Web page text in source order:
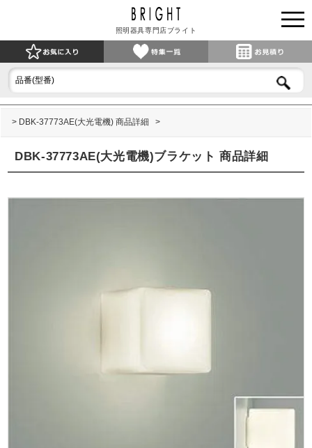
照明器具専門店ブライト
DBK-37773AE(大光電機) 商品詳細
DBK-37773AE(大光電機)ブラケット 商品詳細